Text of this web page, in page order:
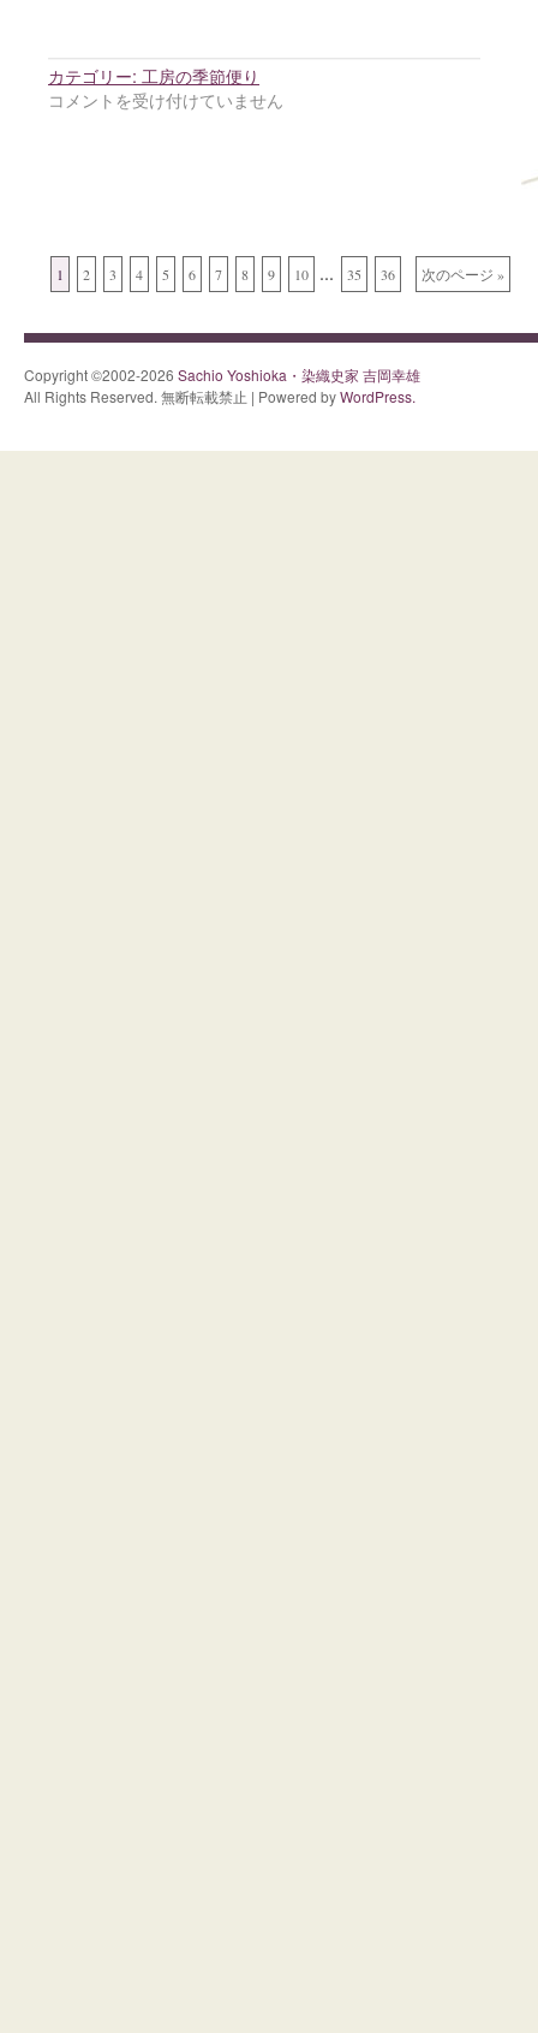
カテゴリー: 工房の季節便り
コメントを受け付けていません
1 2 3 4 5 6 7 8 9 10 ... 35 36 次のページ »
Copyright ©2002-2026 Sachio Yoshioka・染織史家 吉岡幸雄
All Rights Reserved. 無断転載禁止 | Powered byWordPress.